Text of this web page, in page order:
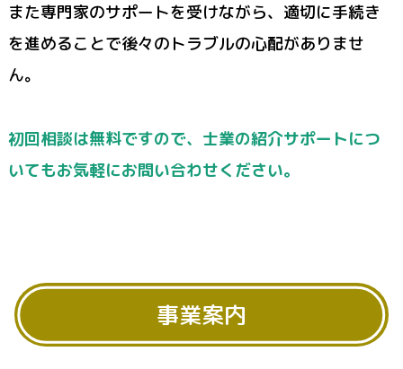
また専門家のサポートを受けながら、適切に手続き
を進めることで後々のトラブルの心配がありませ
ん。
初回相談は無料ですので、士業の紹介サポートにつ
いてもお気軽にお問い合わせください。
事業案内